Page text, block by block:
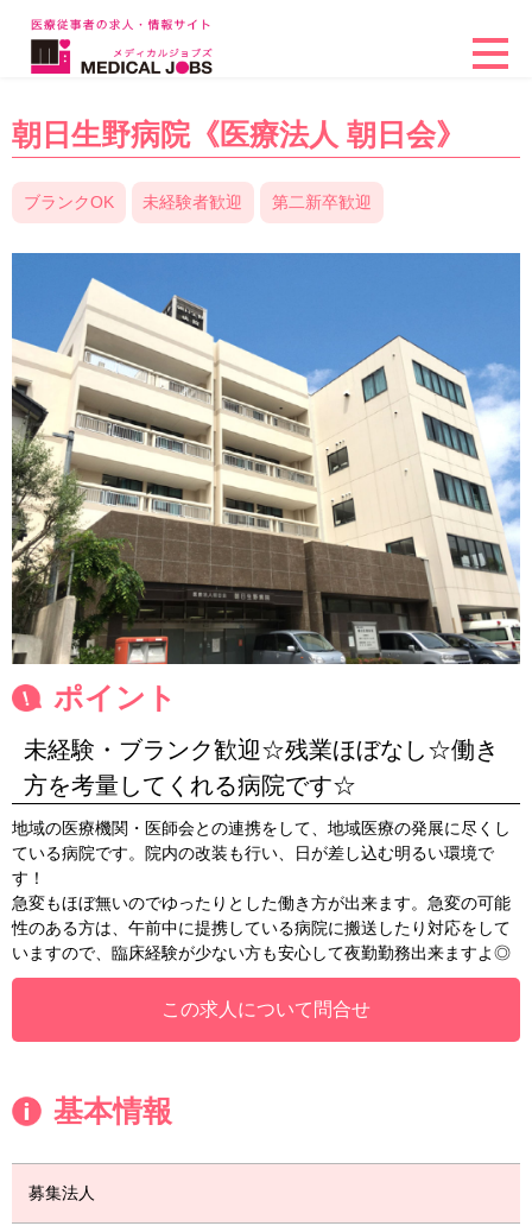
朝日生野病院《医療法人 朝日会》
ブランクOK 未経験者歓迎 第二新卒歓迎
ポイント
未経験・ブランク歓迎☆残業ほぼなし☆働き
方を考量してくれる病院です☆
地域の医療機関・医師会との連携をして、地域医療の発展に尽くし
ている病院です。院内の改装も行い、日が差し込む明るい環境で
す！
急変もほぼ無いのでゆったりとした働き方が出来ます。急変の可能
性のある方は、午前中に提携している病院に搬送したり対応をして
いますので、臨床経験が少ない方も安心して夜勤勤務出来ますよ◎
この求人について問合せ
基本情報
募集法人